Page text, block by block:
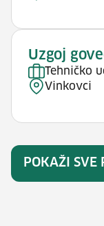
Uzgoj
Tehničko
Vinkovci
POKAŽI SVE